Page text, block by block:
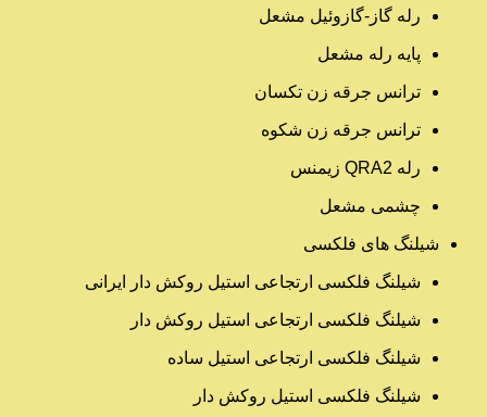
رله گاز-گازوئیل مشعل
پایه رله مشعل
ترانس جرقه زن تکسان
ترانس جرقه زن شکوه
رله QRA2 زیمنس
چشمی مشعل
شیلنگ های فلکسی
شیلنگ فلکسی ارتجاعی استیل روکش دار ایرانی
شیلنگ فلکسی ارتجاعی استیل روکش دار
شیلنگ فلکسی ارتجاعی استیل ساده
شیلنگ فلکسی استیل روکش دار